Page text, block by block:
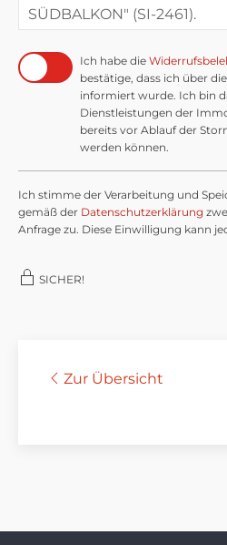
Ich habe die
bestätige, dass ich über
informiert wurde. Ich bin
Dienstleistungen der
bereits vor Ablauf der
werden können.
Ich stimme der Verarbeitung und
gemäß der Datenschutzerklärung
Anfrage zu. Diese Einwilligung kann
SICHER!
Zur Übersicht